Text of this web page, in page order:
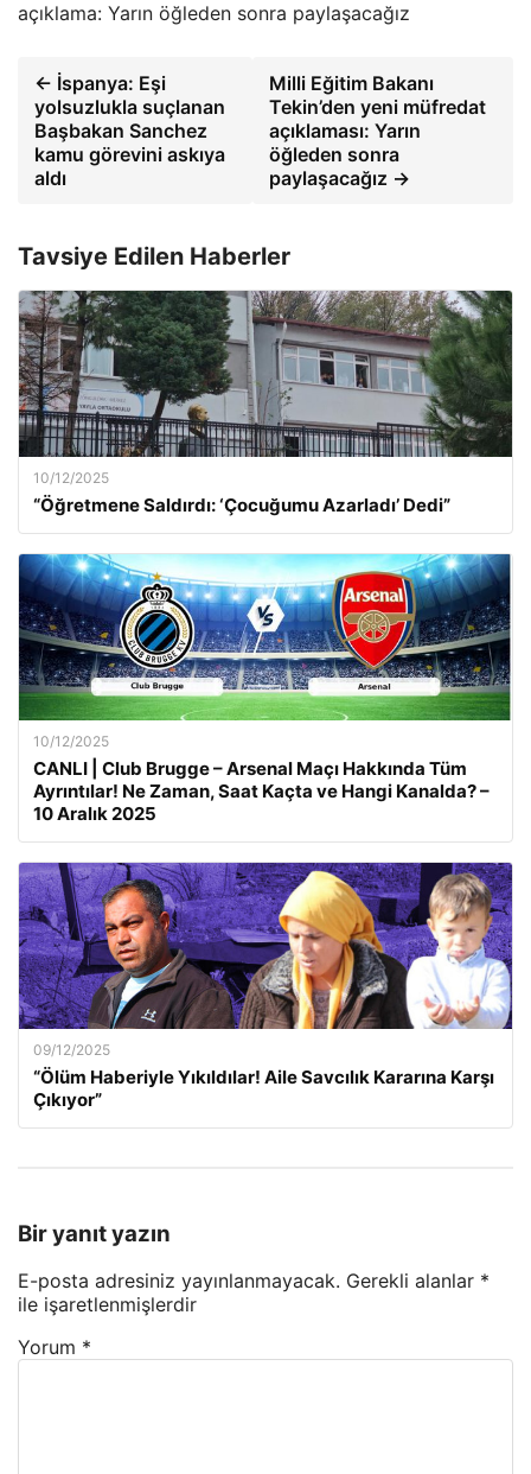
açıklama: Yarın öğleden sonra paylaşacağız
← İspanya: Eşi
yolsuzlukla suçlanan
Başbakan Sanchez
kamu görevini askıya
aldı
Milli Eğitim Bakanı
Tekin’den yeni müfredat
açıklaması: Yarın
öğleden sonra
paylaşacağız →
Tavsiye Edilen Haberler
10/12/2025
“Öğretmene Saldırdı: ‘Çocuğumu Azarladı’ Dedi”
10/12/2025
CANLI | Club Brugge – Arsenal Maçı Hakkında Tüm
Ayrıntılar! Ne Zaman, Saat Kaçta ve Hangi Kanalda? –
10 Aralık 2025
09/12/2025
“Ölüm Haberiyle Yıkıldılar! Aile Savcılık Kararına Karşı
Çıkıyor”
Bir yanıt yazın
E-posta adresiniz yayınlanmayacak. Gerekli alanlar *
ile işaretlenmişlerdir
Yorum *